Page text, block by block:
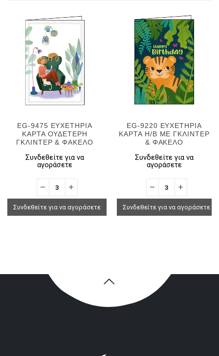
EG-9475 ΕΥΧΕΤΗΡΙΑ
ΚΑΡΤΑ ΟΥΔΕΤΕΡΗ
ΓΚΛΙΝΤΕΡ & ΦΑΚΕΛΟ
Συνδεθείτε για να
αγοράσετε
Συνδεθείτε για να αγοράσετε
EG-9220 ΕΥΧΕΤΗΡΙΑ
ΚΑΡΤΑ H/B ΜΕ ΓΚΛΙΝΤΕΡ
& ΦΑΚΕΛΟ
Συνδεθείτε για να
αγοράσετε
Συνδεθείτε για να αγοράσετε